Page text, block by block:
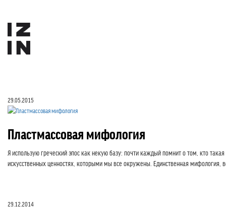
29.05.2015
Пластмассовая мифология
Я использую греческий эпос как некую базу: почти каждый помнит о том, кто
искусственных ценностях, которыми мы все окружены. Единственная
29.12.2014